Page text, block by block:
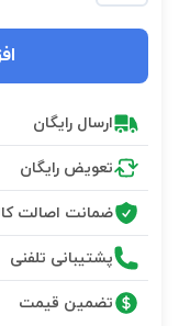
ارسال رایگان
تعویض رایگان
ضمانت اصالت
پشتیبانی تلفنی
تضمین قیمت